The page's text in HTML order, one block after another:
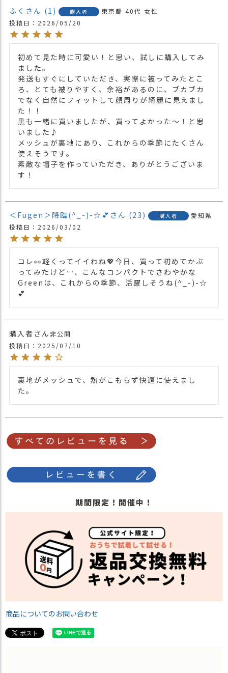
ふく 1 購入者 東京都 40代 女性
投稿日
2026/05/20
初めて見た時に可愛い！と思い、試しに購入してみ
ました。
発送もすぐにしていただき、実際に被ってみたとこ
ろ、とても被りやすく、余裕があるのに、ブカブカ
でなく自然にフィットして顔周りが綺麗に見えまし
た！！
黒も一緒に買いましたが、買ってよかった〜！と思
いました♪
メッシュが裏地にあり、これからの季節にたくさん
使えそうです。
素敵な帽子を作っていただき、ありがとうございま
す！
＜Fugen＞降臨(^_-)-☆💕 23 購入者
愛知県
投稿日
2026/03/02
コレ👀軽くってイイわね💖今日、買って初めてかぶ
ってみたけど…、こんなコンパクトでさわやかな
Greenは、これからの季節、活躍しそうね(^_-)-☆
💕
購入者
非公開
投稿日
2025/07/10
裏地がメッシュで、熱がこもらず快適に使えまし
た。
期間限定！開催中！
商品についてのお問い合わせ